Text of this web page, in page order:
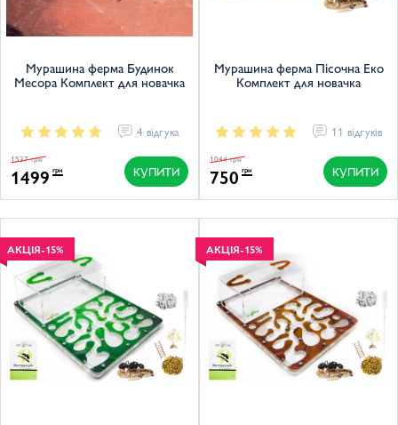
Мурашина ферма Будинок
Месора Комплект для новачка
4 відгука
1499 грн
1537 грн
КУПИТИ
Мурашина ферма Пісочна Еко
Комплект для новачка
11 відгуків
750 грн
1044 грн
КУПИТИ
АКЦІЯ-15% АКЦІЯ-15%